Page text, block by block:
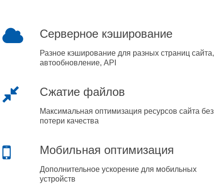
Серверное кэширование
Разное кэширование для разных страниц сайта,
автообновление, API
Сжатие файлов
Максимальная оптимизация ресурсов сайта без
потери качества
Мобильная оптимизация
Дополнительное ускорение для мобильных
устройств